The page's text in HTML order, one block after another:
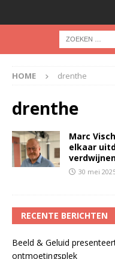
HOME drenthe
drenthe
Marc
elkaar
30 mei
RECENTE BERICHTEN
Beeld & Geluid
ontmoetingsplek